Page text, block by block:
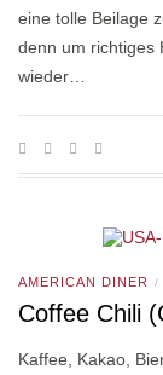
eine tolle Beilage
denn um richtiges
wieder…
AMERICAN DINER /
Coffee Chili
Kaffee, Kakao,